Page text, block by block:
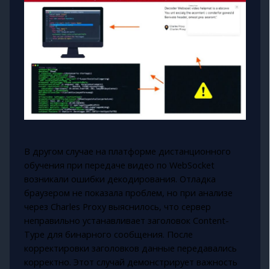
В другом случае на платформе дистанционного
обучения при передаче видео по WebSocket
возникали ошибки декодирования. Отладка
браузером не показала проблем, но при анализе
через Charles Proxy выяснилось, что сервер
неправильно устанавливает заголовок Content-
Type для бинарного сообщения. После
корректировки заголовков данные передавались
корректно. Этот случай демонстрирует важность